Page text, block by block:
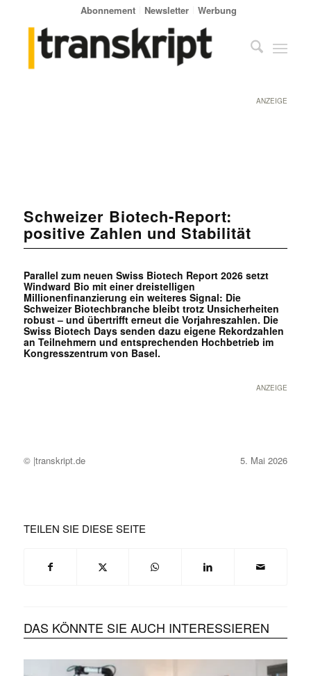
Abonnement Newsletter Werbung
ANZEIGE
Schweizer Biotech-Report:
positive Zahlen und Stabilität
Parallel zum neuen Swiss Biotech Report 2026 setzt
Windward Bio mit einer dreistelligen
Millionenfinanzierung ein weiteres Signal: Die
Schweizer Biotechbranche bleibt trotz Unsicherheiten
robust – und übertrifft erneut die Vorjahreszahlen. Die
Swiss Biotech Days senden dazu eigene Rekordzahlen
an Teilnehmern und entsprechenden Hochbetrieb im
Kongresszentrum von Basel.
ANZEIGE
© |transkript.de 5. Mai 2026
TEILEN SIE DIESE SEITE
DAS KÖNNTE SIE AUCH INTERESSIEREN